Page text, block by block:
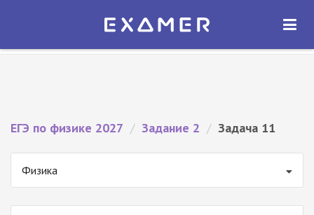
Экзамер — ЕГЭ 2027
ОТКРЫТЬ
ЕГЭ по физике 2027 / Задание 2 / Задача 11
Физика